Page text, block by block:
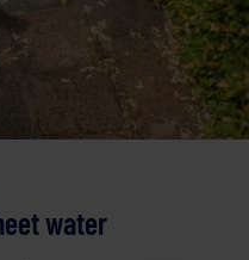
water